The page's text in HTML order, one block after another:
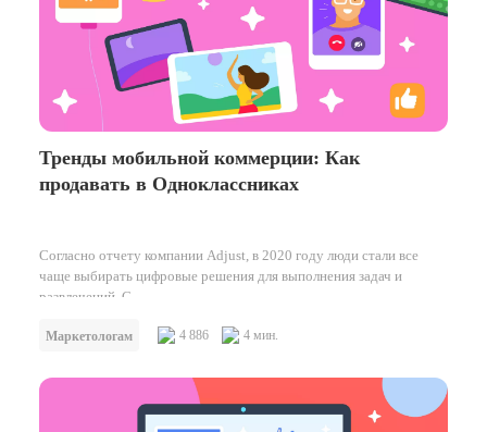
Тренды мобильной коммерции: Как
продавать в Одноклассниках
Согласно отчету компании Adjust, в 2020 году люди стали все
чаще выбирать цифровые решения для выполнения задач и
развлечений. С…
Маркетологам 4 886 4 мин.